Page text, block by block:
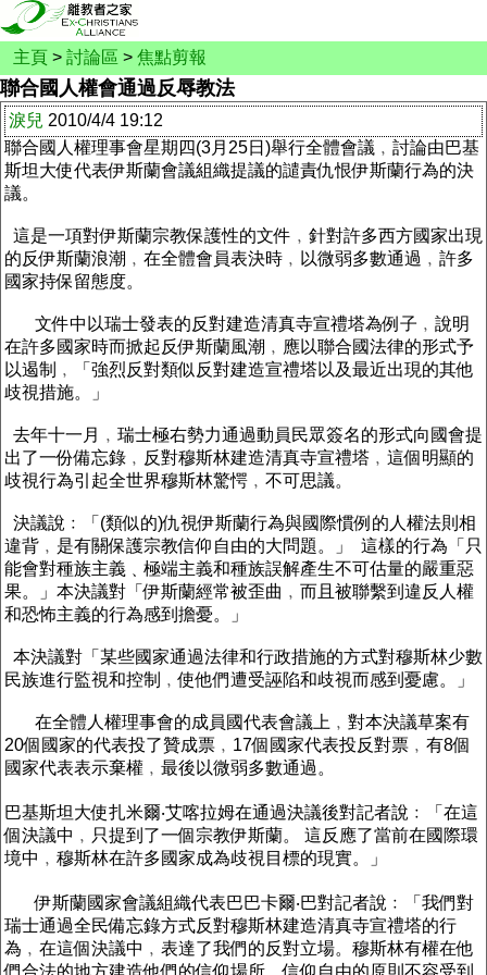
主頁 > 討論區 > 焦點剪報
聯合國人權會通過反辱教法
淚兒 2010/4/4 19:12
聯合國人權理事會星期四(3月25日)舉行全體會議﹐討論由巴基
斯坦大使代表伊斯蘭會議組織提議的譴責仇恨伊斯蘭行為的決
議。
這是一項對伊斯蘭宗教保護性的文件﹐針對許多西方國家出現
的反伊斯蘭浪潮﹐在全體會員表決時﹐以微弱多數通過﹐許多
國家持保留態度。
文件中以瑞士發表的反對建造清真寺宣禮塔為例子﹐說明
在許多國家時而掀起反伊斯蘭風潮﹐應以聯合國法律的形式予
以遏制﹐「強烈反對類似反對建造宣禮塔以及最近出現的其他
歧視措施。」
去年十一月﹐瑞士極右勢力通過動員民眾簽名的形式向國會提
出了一份備忘錄﹐反對穆斯林建造清真寺宣禮塔﹐這個明顯的
歧視行為引起全世界穆斯林驚愕﹐不可思議。
決議說﹕「(類似的)仇視伊斯蘭行為與國際慣例的人權法則相
違背﹐是有關保護宗教信仰自由的大問題。」 這樣的行為「只
能會對種族主義﹑極端主義和種族誤解產生不可估量的嚴重惡
果。」本決議對「伊斯蘭經常被歪曲﹐而且被聯繫到違反人權
和恐怖主義的行為感到擔憂。」
本決議對「某些國家通過法律和行政措施的方式對穆斯林少數
民族進行監視和控制﹐使他們遭受誣陷和歧視而感到憂慮。」
在全體人權理事會的成員國代表會議上﹐對本決議草案有
20個國家的代表投了贊成票﹐17個國家代表投反對票﹐有8個
國家代表表示棄權﹐最後以微弱多數通過。
巴基斯坦大使扎米爾‧艾喀拉姆在通過決議後對記者說﹕「在這
個決議中﹐只提到了一個宗教伊斯蘭。 這反應了當前在國際環
境中﹐穆斯林在許多國家成為歧視目標的現實。」
伊斯蘭國家會議組織代表巴巴卡爾‧巴對記者說﹕「我們對
瑞士通過全民備忘錄方式反對穆斯林建造清真寺宣禮塔的行
為﹐在這個決議中﹐表達了我們的反對立場。穆斯林有權在他
們合法的地方建造他們的信仰場所﹐信仰自由的原則不容受到